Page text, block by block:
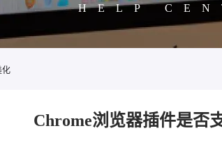
HELP
化
Chrome浏览器插件是否